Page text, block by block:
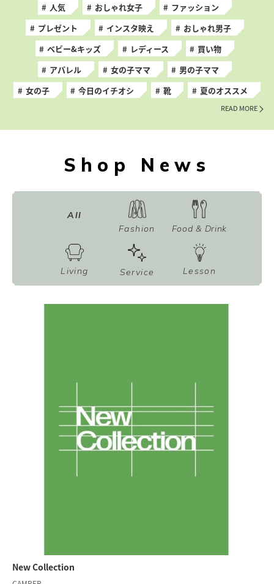
人気
おしゃれ女子
ファッション
プレゼント
インスタ映え
おしゃれ男子
ベビー&キッズ
レディース
買い物
アパレル
女の子ママ
男の子ママ
女の子
今日のイチオシ 靴 夏のオススメ
READ MORE
Shop News
All
Fashion
Food & Drink
Living Service Lesson
New Collection